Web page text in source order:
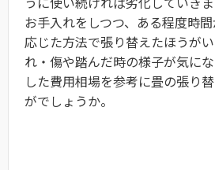
お手入れをしつつ、ある程度時
応じた方法で張り替えたほうが
れ・傷や踏んだ時の様子が気に
した費用相場を参考に畳の張り
がでしょうか。